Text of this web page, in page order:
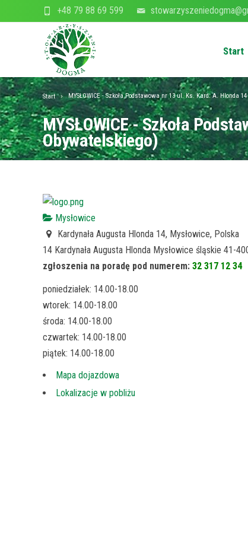
+48 79 88 69 599
Start
Start MYSŁOWICE - Szkoła Podstawowa nr 13 ul. Ks. Kard. A. Hlonda
MYSŁOWICE - Szkoła
Obywatelskiego)
Mysłowice
Kardynała Augusta Hlonda 14, Mysłowice, Polska
14 Kardynała Augusta Hlonda Mysłowice śląskie 41-
zgłoszenia na poradę pod numerem: 32 317 12 34
poniedziałek: 14.00-18.00
wtorek: 14.00-18.00
środa: 14.00-18.00
czwartek: 14.00-18.00
piątek: 14.00-18.00
Mapa dojazdowa
Lokalizacje w pobliżu